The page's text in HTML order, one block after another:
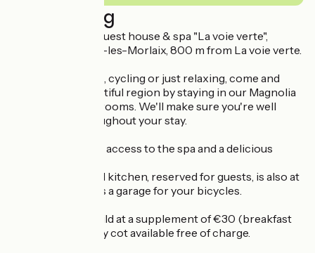
Beschrijving
Welcome to our guest house & spa "La voie verte",
located in Plourin-les-Morlaix, 800 m from La voie verte.
If you enjoy hiking, cycling or just relaxing, come and
discover our beautiful region by staying in our Magnolia
or Camélia guest rooms. We'll make sure you're well
looked after throughout your stay.
You will enjoy free access to the spa and a delicious
A small communal kitchen, reserved for guests, is also at
your disposal, as is a garage for your bicycles.
Extra bed for a child at a supplement of €30 (breakfast
included) and baby cot available free of charge.